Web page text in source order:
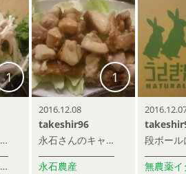
1
パープルマスタードはうさぎ農園さんとこの。ピリッと辛みが効いてて美味しかった！子供にはちょっと辛かったようです。
無農薬イタリア野菜 うさぎ農園
1
2016.12.08
takeshir96
永石さんのキャベツ、柔らかくて甘くて超旨かった！
永石農産